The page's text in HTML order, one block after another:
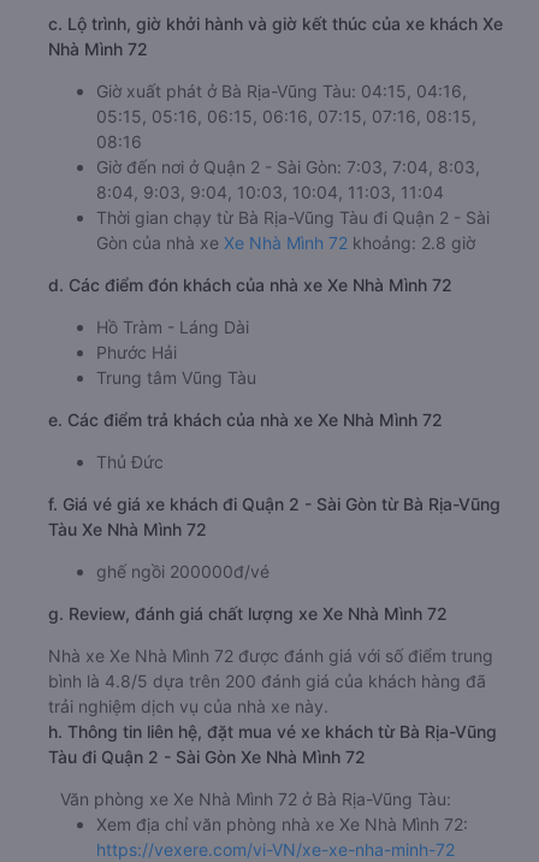
c. Lộ trình, giờ khởi hành và giờ kết thúc của xe khách Xe
Nhà Mình 72
Giờ xuất phát ở Bà Rịa-Vũng Tàu: 04:15, 04:16,
05:15, 05:16, 06:15, 06:16, 07:15, 07:16, 08:15,
08:16
Giờ đến nơi ở Quận 2 - Sài Gòn: 7:03, 7:04, 8:03,
8:04, 9:03, 9:04, 10:03, 10:04, 11:03, 11:04
Thời gian chạy từ Bà Rịa-Vũng Tàu đi Quận 2 - Sài
Gòn của nhà xe Xe Nhà Mình 72 khoảng: 2.8 giờ
d. Các điểm đón khách của nhà xe Xe Nhà Mình 72
Hồ Tràm - Láng Dài
Phước Hải
Trung tâm Vũng Tàu
e. Các điểm trả khách của nhà xe Xe Nhà Mình 72
Thủ Đức
f. Giá vé giá xe khách đi Quận 2 - Sài Gòn từ Bà Rịa-Vũng
Tàu Xe Nhà Mình 72
ghế ngồi 200000đ/vé
g. Review, đánh giá chất lượng xe Xe Nhà Mình 72
Nhà xe Xe Nhà Mình 72 được đánh giá với số điểm trung
bình là 4.8/5 dựa trên 200 đánh giá của khách hàng đã
trải nghiệm dịch vụ của nhà xe này.
h. Thông tin liên hệ, đặt mua vé xe khách từ Bà Rịa-Vũng
Tàu đi Quận 2 - Sài Gòn Xe Nhà Mình 72
Văn phòng xe Xe Nhà Mình 72 ở Bà Rịa-Vũng Tàu:
Xem địa chỉ văn phòng nhà xe Xe Nhà Mình 72:
https://vexere.com/vi-VN/xe-xe-nha-minh-72